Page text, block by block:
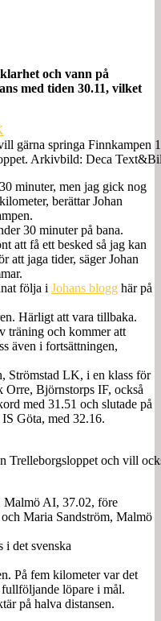
och vann på
med tiden 30.11, vilket
gärna springa Finnkampen
Arkivbild: Deca
minuter, men jag gick nog
berättar Johan
30 minuter på bana.
att få ett besked så jag kan
att jaga tider, säger Johan
följa i Johans blogg här på
Härligt att vara tillbaka.
träning och kommer att
även i fortsättningen,
Strömstad LK, i en klass för
Orre, Björnstorps IF, också
med 31.51 och slutade på
Göta, med 32.16.
Trelleborgsloppet och vill
Malmö AI, 37.02, före
Maria Sandström, Malmö
i det svenska
På fem kilometer var det
löpare i mål.
på halva distansen.